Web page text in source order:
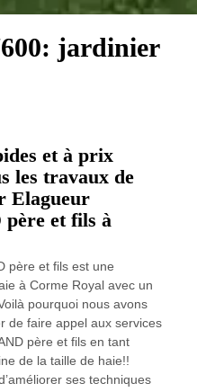
jardinier
et à prix
les travaux de
Elagueur
et fils à
père et fils est une
à Corme Royal avec un
pourquoi nous avons
de faire appel aux services
père et fils en tant
de la taille de haie!!
ses techniques